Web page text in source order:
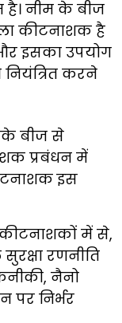
है। नीम के बीज
कीटनाशक है
इसका उपयोग
करने
बीज से
प्रबंधन में
इस
में से,
रणनीति
नैनो
पर निर्भर